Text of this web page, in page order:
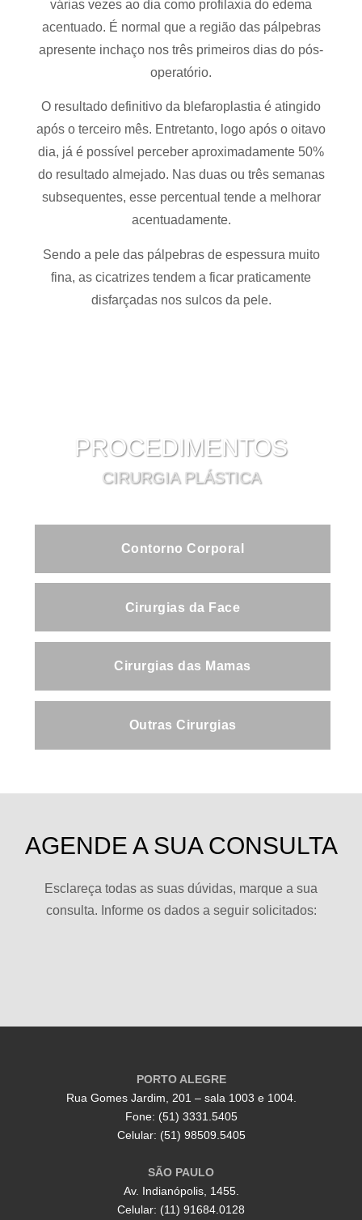
várias vezes ao dia como profilaxia do edema
acentuado. É normal que a região das pálpebras
apresente inchaço nos três primeiros dias do pós-
operatório.
O resultado definitivo da blefaroplastia é atingido
após o terceiro mês. Entretanto, logo após o oitavo
dia, já é possível perceber aproximadamente 50%
do resultado almejado. Nas duas ou três semanas
subsequentes, esse percentual tende a melhorar
acentuadamente.
Sendo a pele das pálpebras de espessura muito
fina, as cicatrizes tendem a ficar praticamente
disfarçadas nos sulcos da pele.
PROCEDIMENTOS
CIRURGIA PLÁSTICA
Contorno Corporal
Cirurgias da Face
Cirurgias das Mamas
Outras Cirurgias
AGENDE A SUA CONSULTA
Esclareça todas as suas dúvidas, marque a sua
consulta. Informe os dados a seguir solicitados:
PORTO ALEGRE
Rua Gomes Jardim, 201 – sala 1003 e 1004.
Fone: (51) 3331.5405
Celular: (51) 98509.5405
SÃO PAULO
Av. Indianópolis, 1455.
Celular: (11) 91684.0128